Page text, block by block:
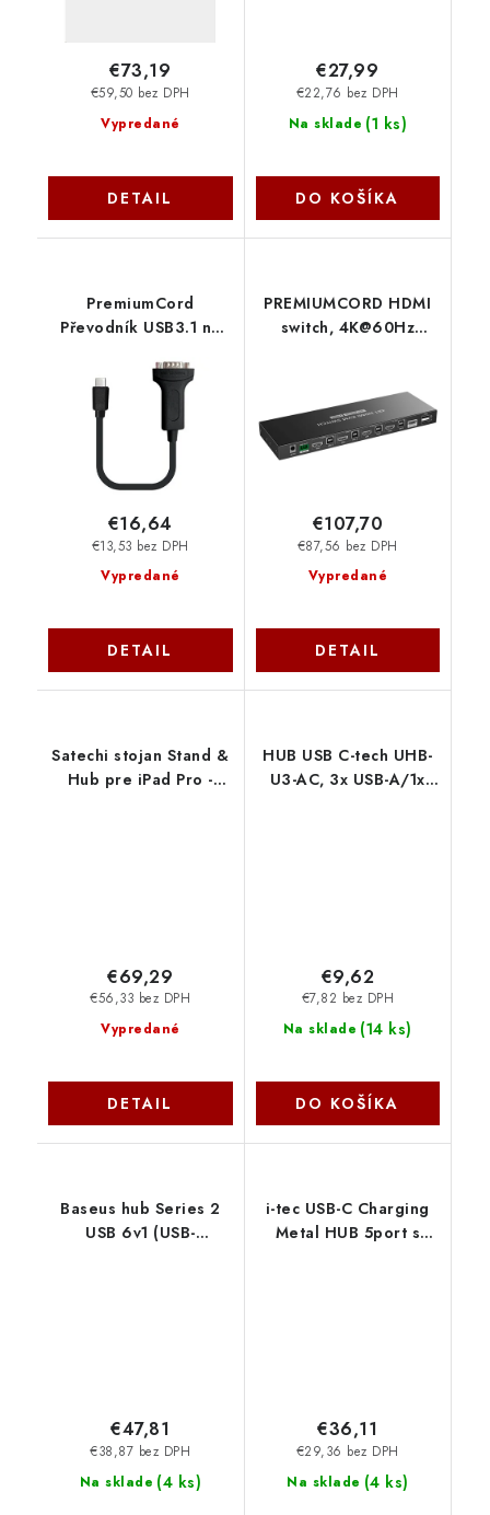
Vypredané
€59,50 bez DPH
€73,19
DETAIL
Na sklade (1 ks)
€22,76 bez DPH
€27,99
DO KOŠÍKA
PremiumCord
Převodník USB3.1 na
232A
Vypredané
€13,53 bez DPH
€16,64
DETAIL
PREMIUMCORD HDMI
switch, 4K@60Hz
khswit41e
PremiumCord
Vypredané
€87,56 bez DPH
€107,70
DETAIL
Satechi stojan Stand &
Hub pre iPad Pro -
Vypredané
€56,33 bez DPH
€69,29
DETAIL
HUB USB C-tech UHB-
U3-AC, 3x USB-A/1x
Na sklade (14 ks)
€7,82 bez DPH
€9,62
DO KOŠÍKA
Baseus hub Series 2
USB 6v1 (USB-
Na sklade (4 ks)
€38,87 bez DPH
€47,81
i-tec USB-C Charging
Metal HUB 5port s
Na sklade (4 ks)
€29,36 bez DPH
€36,11